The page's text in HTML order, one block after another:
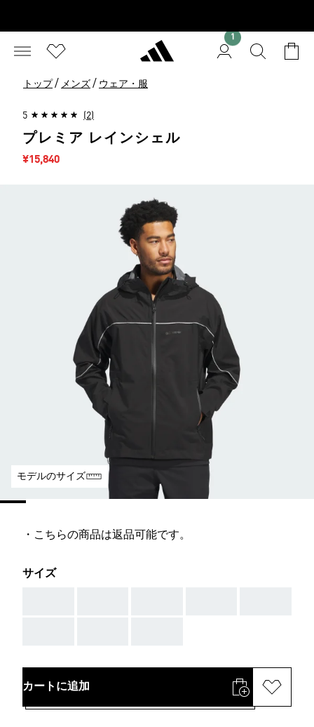
1
トップ / メンズ / ウェア・服
5 (2)
プレミア レインシェル
セール価格
¥15,840
モデルのサイズ
・こちらの商品は返品可能です。
サイズ
カートに追加